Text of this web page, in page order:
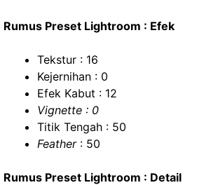
Rumus Preset Lightroom : Efek
Tekstur : 16
Kejernihan : 0
Efek Kabut : 12
Vignette : 0
Titik Tengah : 50
Feather: 50
Rumus Preset Lightroom : Detail